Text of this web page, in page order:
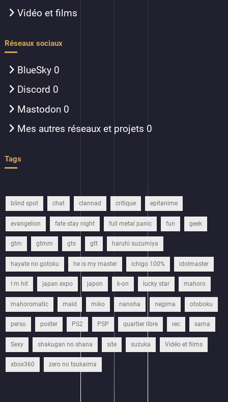
Vidéo et films
Réseaux sociaux
BlueSky 0
Discord 0
Mastodon 0
Mes autres réseaux et projets 0
Tags
blind spot chat clannad critique epitanime
evangelion fate stay night full metal panic fun geek
gtm gtmm gts gtt haruhi suzumiya
hayate no gotoku he is my master ichigo 100% idolmaster
I m hit japan expo japon k-on lucky star mahoro
mahoromatic maid miko nanoha negima otoboku
perso poster PS2 PSP quartier libre rec sama
Sexy shakugan no shana site suzuka Vidéo et films
xbox360 zero no tsukaima